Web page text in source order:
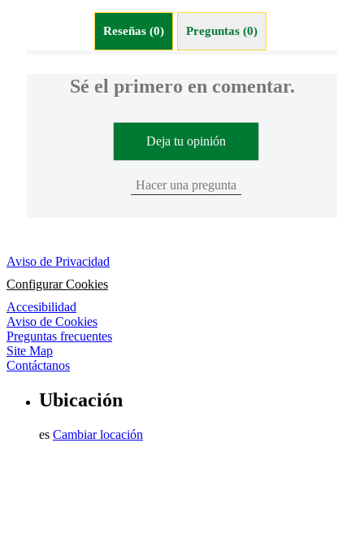
Reseñas (0) Preguntas (0)
Sé el primero en comentar.
Deja tu opinión
Hacer una pregunta
Aviso de Privacidad
Configurar Cookies
Accesibilidad
Aviso de Cookies
Preguntas frecuentes
Site Map
Contáctanos
Ubicación
es Cambiar locación